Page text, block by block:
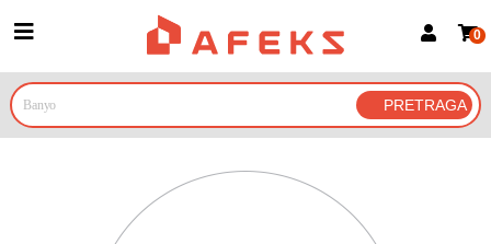
Prijava za članove
Prijavite se Google nalogom
0